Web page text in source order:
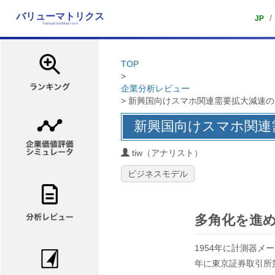
バリューマトリクス
ValuationMatrix®
JP /
TOP
>
企業分析レビュー
> 新興国向けスマホ関連需要拡大減速
新興国向けスマホ関
tiw（アナリスト）
ビジネスモデル
多角化を進
1954年に計測器メ
年に東京証券取引